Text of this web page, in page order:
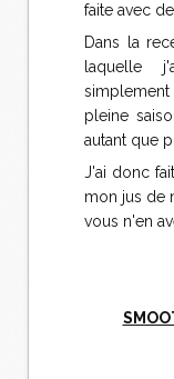
faite avec
Dans la
laquelle
pleine
autant que
J'ai donc
mon jus de
vous n'en